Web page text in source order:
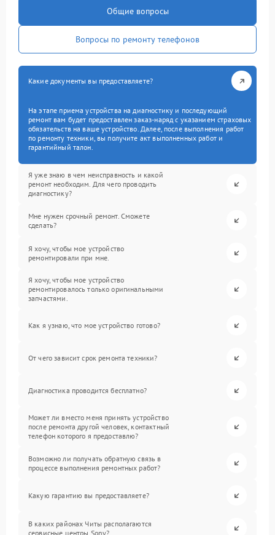
Общие вопросы
Вопросы по ремонту телефонов
Какие документы вы предоставляете?
На этапе приема устройства на диагностику и последующий
ремонт вам будет предоставлен заказ-наряд с указанием страховых
обязательств на ваше устройство. Далее, после выполнения работ
по ремонту техники, вы получите акт выполненных работ и
гарантийный талон.
Я уже знаю в чем неисправность и какой
ремонт необходим. Для чего проводить
диагностику?
Мне нужен срочный ремонт. Сможете
сделать?
Я хочу, чтобы мое устройство
ремонтировали при мне.
Я хочу, чтобы мое устройство
ремонтировалось только оригинальными
запчастями.
Как я узнаю, что мое устройство готово?
От чего зависит срок ремонта техники?
Диагностика проводится бесплатно?
Может ли вместо меня принять устройство
после ремонта другой человек, контактный
телефон которого я предоставлю?
Возможно ли получать обратную связь в
процессе выполнения ремонтных работ?
Какую гарантию вы предоставляете?
В каких районах Читы располагаются
сервисные центры Sony?